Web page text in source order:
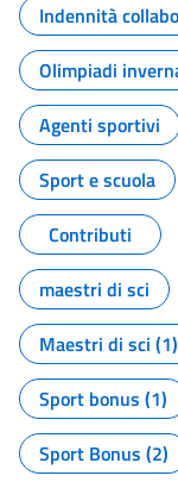
Indennità
Olimpiadi
Agenti sportivi
Sport e scuola
Contributi
maestri di sci
Maestri di sci (1)
Sport bonus (1)
Sport Bonus (2)